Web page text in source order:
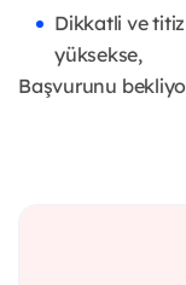
Dikkatli ve
yüksekse,
Başvurunu